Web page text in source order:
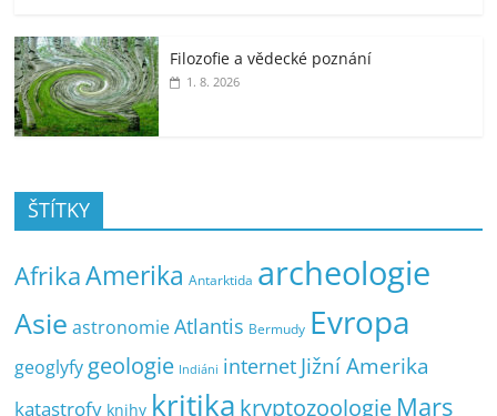
Filozofie a vědecké poznání
1. 8. 2026
ŠTÍTKY
AfrikaAmerika Antarktida archeologie
Asie astronomie Atlantis Bermudy Evropa
geoglyfy geologie Indiáni internet Jižní Amerika
katastrofy knihy kritika kryptozoologie Mars